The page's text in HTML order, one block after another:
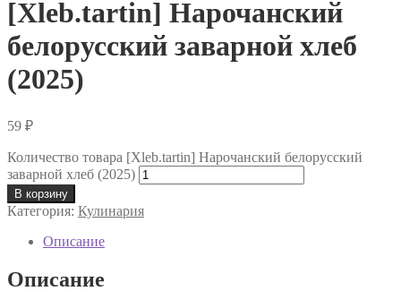
[Xleb.tartin] Нарочанский
белорусский заварной хлеб
(2025)
59 ₽
Количество товара [Xleb.tartin] Нарочанский белорусский
заварной хлеб (2025)
В корзину
Категория: Кулинария
Описание
Описание